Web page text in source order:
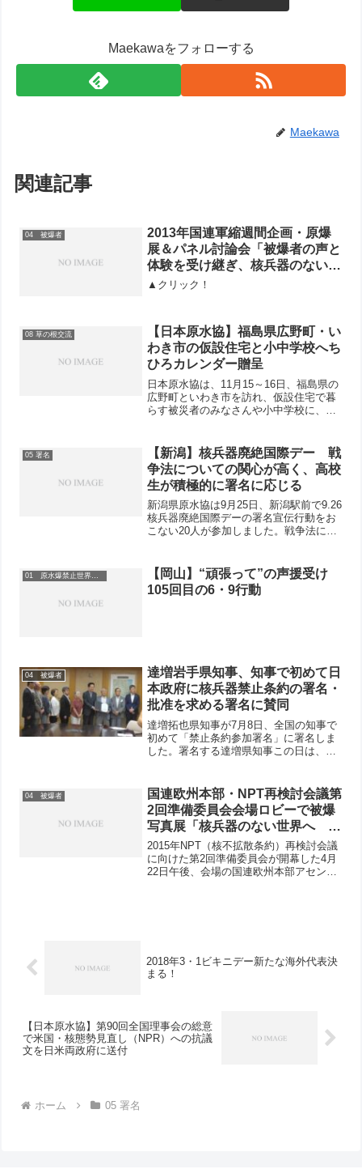
Maekawaをフォローする
Maekawa
関連記事
04 被爆者
2013年国連軍縮週間企画・原爆
展＆パネル討論会「被爆者の声と
体験を受け継ぎ、核兵器のない世
界へ」に広島市、長崎市、台東
▲クリック！
08 草の根交流
【日本原水協】福島県広野町・い
わき市の仮設住宅と小中学校へち
ひろカレンダー贈呈
日本原水協は、11月15～16日、福島県の
広野町といわき市を訪れ、仮設住宅で暮
らす被災者のみなさんや小中学校に、全
ました。日本原水協の安井正和事務局
長・梶原渉事務局...
05 署名
【新潟】核兵器廃絶国際デー 戦
争法についての関心が高く、高校
生が積極的に署名に応じる
新潟県原水協は9月25日、新潟駅前で9.26
核兵器廃絶国際デーの署名宣伝行動をお
こない20人が参加しました。戦争法につ
のアピール」署名が23人分、戦争法の廃
止を求める署...
01 原水爆禁止世界大会
【岡山】“頑張って”の声援受け
105回目の6・9行動
04 被爆者
達増岩手県知事、知事で初めて日
本政府に核兵器禁止条約の署名・
批准を求める署名に賛同
達増拓也県知事が7月8日、全国の知事で
初めて「禁止条約参加署名」に署名しま
した。署名する達増県知事この日は、岩
岩手県民の会」（61団体）が知事に署名
を求めて実現したもの...
04 被爆者
国連欧州本部・NPT再検討会議第
2回準備委員会会場ロビーで被爆
写真展「核兵器のない世界へ ヒ
ロシマ・ナガサキはよびかける」
はじまる
2015年NPT（核不拡散条約）再検討会議
に向けた第2回準備委員会が開幕した4月
22日午後、会場の国連欧州本部アセンブ
2018年3・1ビキニデー新たな海外代表決
まる！
【日本原水協】第90回全国理事会の総意
で米国・核態勢見直し（NPR）への抗議
文を日米両政府に送付
ホーム 05 署名